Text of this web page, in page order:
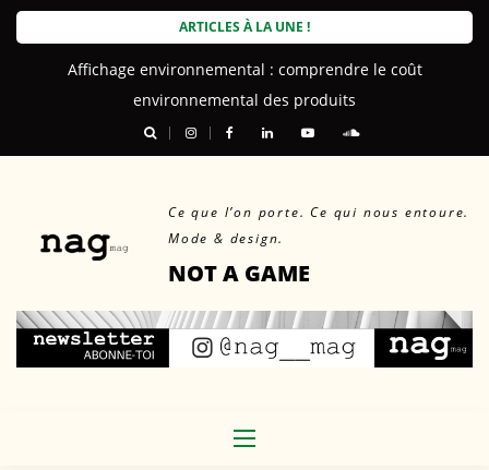
Skip
ARTICLES À LA UNE !
Affichage environnemental : comprendre le coût
environnemental des produits
Ce que l’on porte. Ce qui nous entoure.
Mode & design.
NOT A GAME